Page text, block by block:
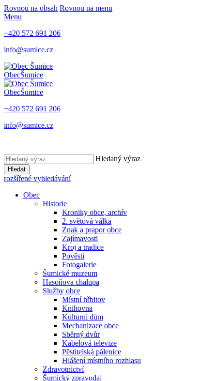
Rovnou na obsah Rovnou na menu
Menu
+420 572 691 206
info@sumice.cz
ObecŠumice
ObecŠumice
+420 572 691 206
info@sumice.cz
Hledaný výraz
Hledat
rozšířené vyhledávání
Obec
Historie
Kroniky obce, archív
2. světová válka
Znak a prapor obce
Zajímavosti
Kroj a tradice
Pověsti
Fotogalerie
Šumické muzeum
Hasoňova chalupa
Služby obce
Místní hřbitov
Knihovna
Kulturní dům
Mechanizace obce
Sběrný dvůr
Kabelová televize
Pěstitelská pálenice
Hlášení místního rozhlasu
Zdravotnictví
Šumický zpravodaj